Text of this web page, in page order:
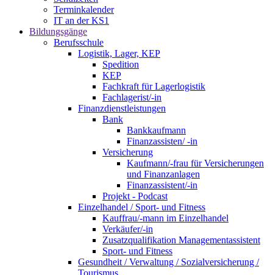
Terminkalender
IT an der KS1
Bildungsgänge
Berufsschule
Logistik, Lager, KEP
Spedition
KEP
Fachkraft für Lagerlogistik
Fachlagerist/-in
Finanzdienstleistungen
Bank
Bankkaufmann
Finanzassisten/ -in
Versicherung
Kaufmann/-frau für Versicherungen
und Finanzanlagen
Finanzassistent/-in
Projekt - Podcast
Einzelhandel / Sport- und Fitness
Kauffrau/-mann im Einzelhandel
Verkäufer/-in
Zusatzqualifikation Managementassistent
Sport- und Fitness
Gesundheit / Verwaltung / Sozialversicherung /
Tourismus